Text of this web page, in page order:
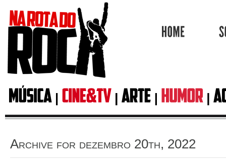
Archive for dezembro 20th, 2022